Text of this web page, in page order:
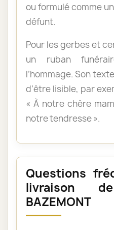
ou formulé comme
défunt.
Pour les gerbes et
un ruban
l’hommage. Son
d’être lisible, par
« À notre chère
notre tendresse ».
Questions
livraison
BAZEMONT